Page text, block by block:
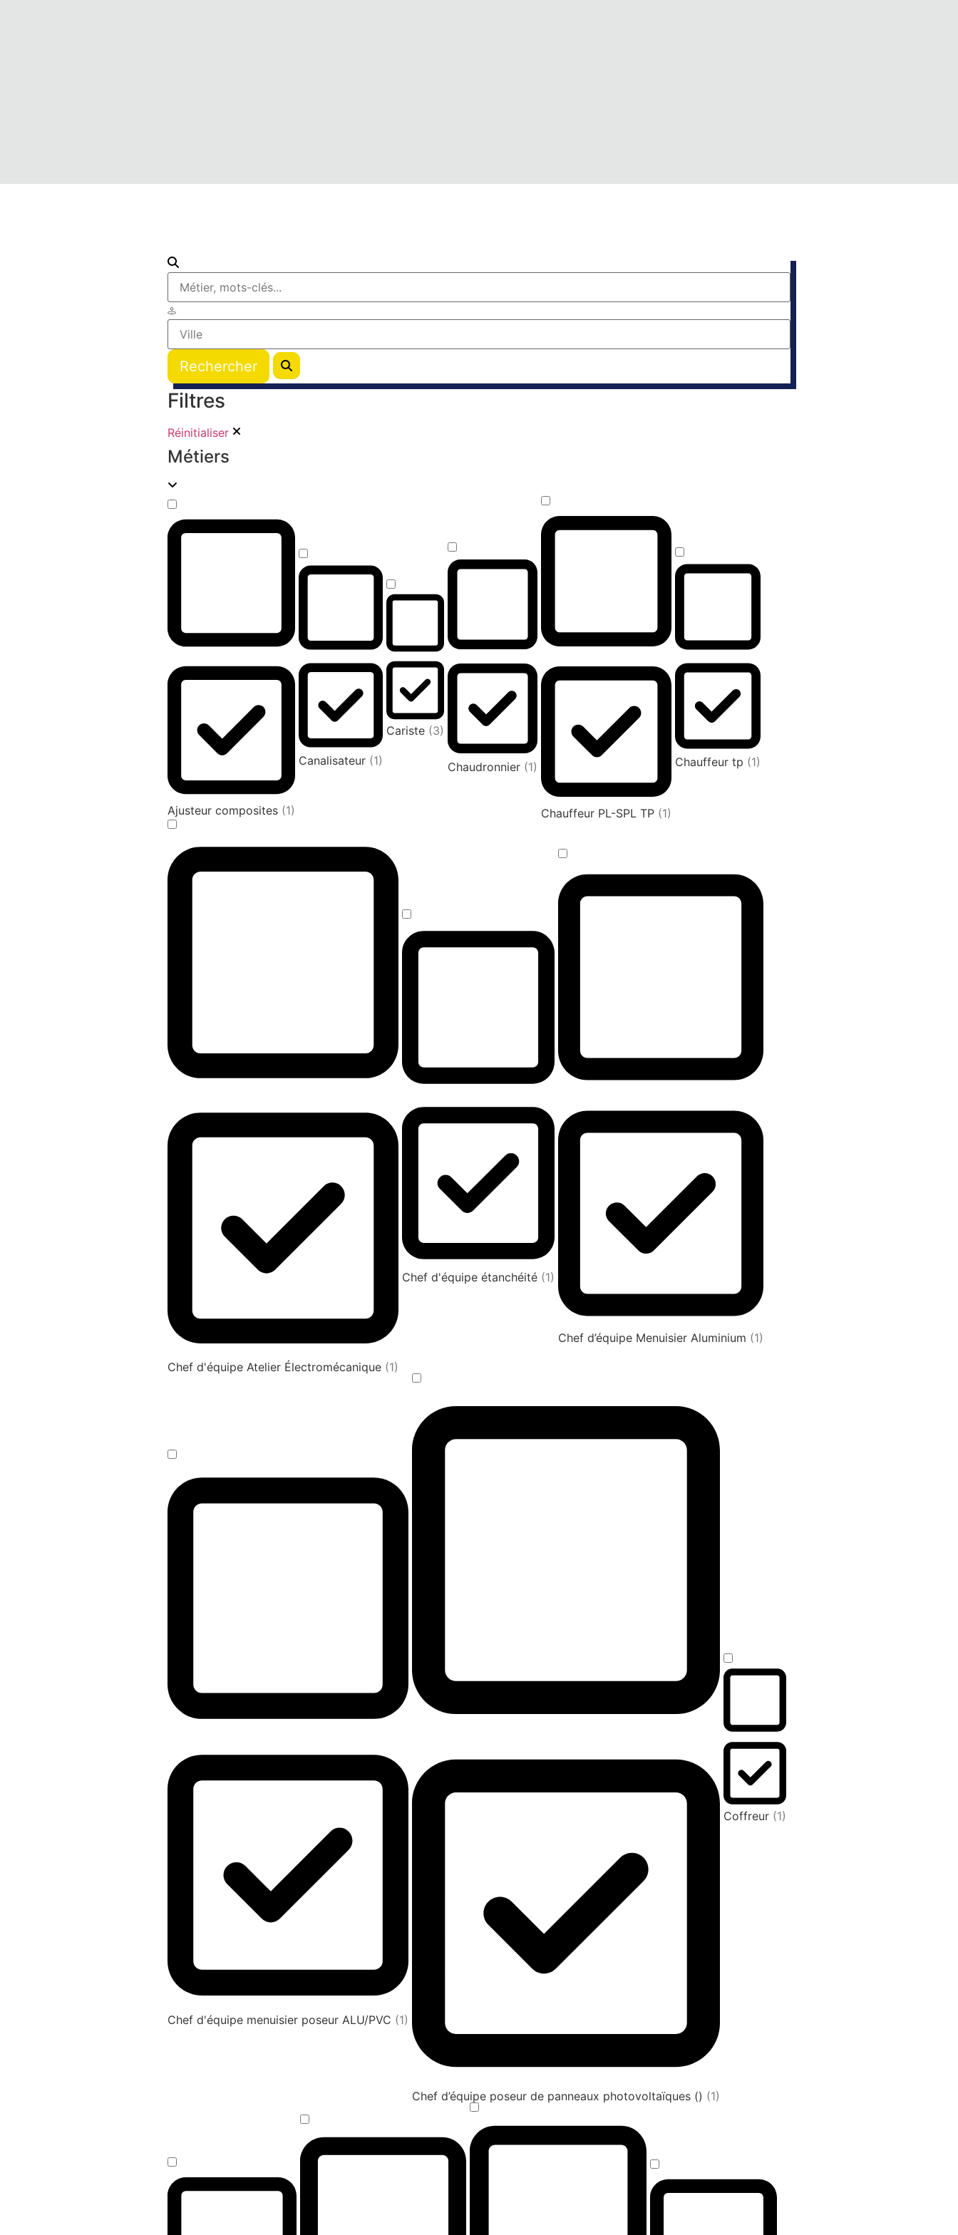
Filtres
Réinitialiser
Métiers
Ajusteur composites (1)
Canalisateur (1)
Cariste (3)
Chaudronnier (1)
Chauffeur PL-SPL TP (1)
Chauffeur tp (1)
Chef d'équipe Atelier Électromécanique (1)
Chef d'équipe étanchéité (1)
Chef d’équipe Menuisier Aluminium (1)
Chef d'équipe menuisier poseur ALU/PVC (1)
Chef d’équipe poseur de panneaux photovoltaïques () (1)
Coffreur (1)